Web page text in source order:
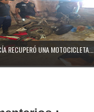
RECUPERÓ UNA MOTOCICLETA...